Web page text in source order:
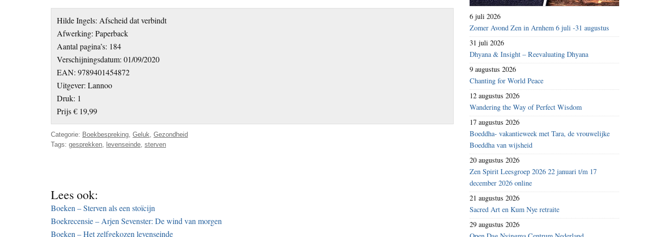
Hilde Ingels: Afscheid dat verbindt
Afwerking: Paperback
Aantal pagina’s: 184
Verschijningsdatum: 01/09/2020
EAN: 9789401454872
Uitgever: Lannoo
Druk: 1
Prijs € 19,99
Categorie: Boekbespreking Geluk Gezondheid
Tags: gesprekken levenseinde sterven
Lees ook:
Boeken – Sterven als een stoïcijn
Boekrecensie – Arjen Sevenster: De wind van morgen
Boeken – Het zelfgekozen levenseinde
6 juli 2026
Zomer Avond Zen in Arnhem 6 juli -31 augustus
31 juli 2026
Dhyana & Insight – Reevaluating Dhyana
9 augustus 2026
Chanting for World Peace
12 augustus 2026
Wandering the Way of Perfect Wisdom
17 augustus 2026
Boeddha- vakantieweek met Tara, de vrouwelijke
Boeddha van wijsheid
20 augustus 2026
Zen Spirit Leesgroep 2026 22 januari t/m 17
december 2026 online
21 augustus 2026
Sacred Art en Kum Nye retraite
29 augustus 2026